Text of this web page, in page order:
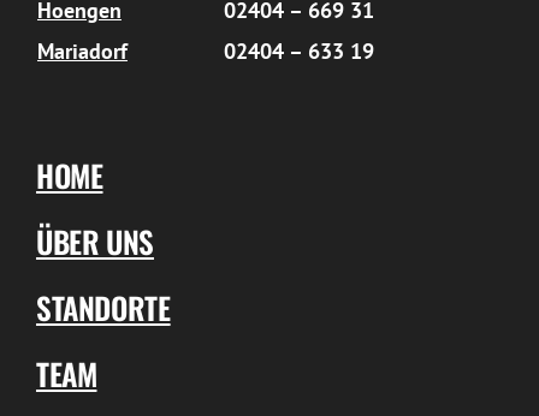
Hoengen
02404 – 669 31
Mariadorf
02404 – 633 19
HOME
ÜBER UNS
STANDORTE
TEAM